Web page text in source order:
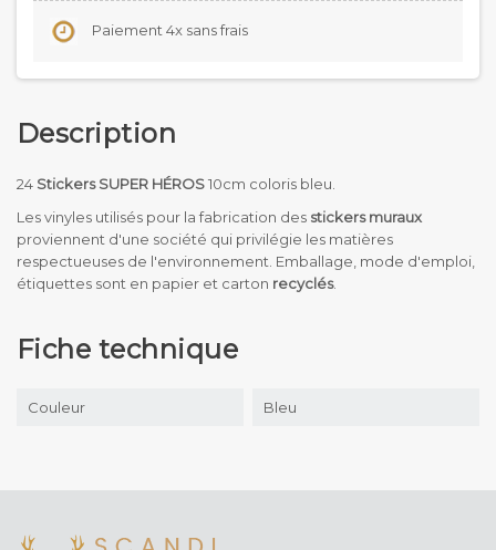
Paiement 4x sans frais
Description
24 Stickers SUPER HÉROS10cm coloris bleu.
Les vinyles utilisés pour la fabrication des stickers muraux
proviennent d'une société qui privilégie les matières
respectueuses de l'environnement. Emballage, mode d'emploi,
étiquettes sont en papier et carton recyclés.
Fiche technique
Couleur Bleu